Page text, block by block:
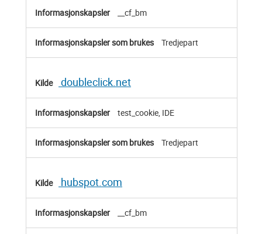
__cf_bm
Tredjepart
doubleclick.net
test_cookie, IDE
Tredjepart
hubspot.com
__cf_bm